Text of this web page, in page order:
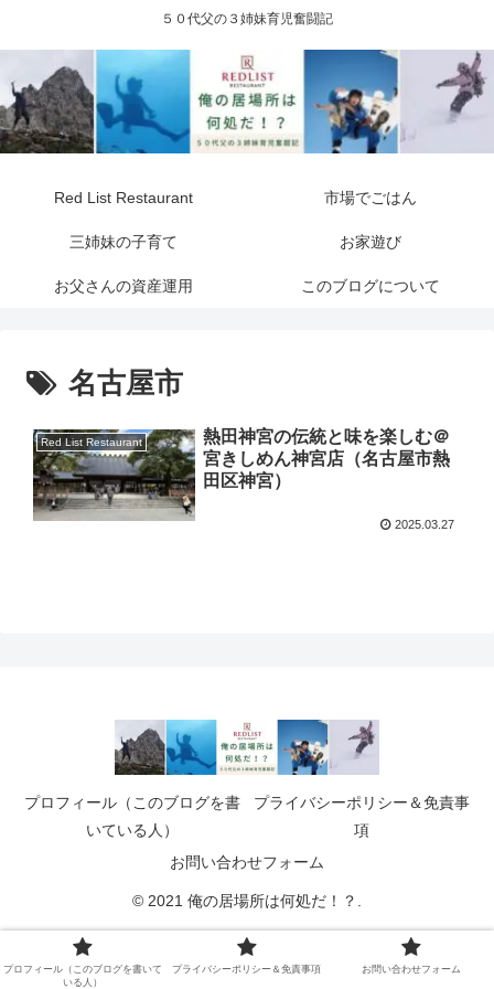
５０代父の３姉妹育児奮闘記
Red List Restaurant 市場でごはん
三姉妹の子育て お家遊び
お父さんの資産運用 このブログについて
名古屋市
Red List Restaurant
熱田神宮の伝統と味を楽しむ＠
宮きしめん神宮店（名古屋市熱
田区神宮）
2025.03.27
プロフィール（このブログを書
いている人）
プライバシーポリシー＆免責事
項
お問い合わせフォーム
© 2021 俺の居場所は何処だ！？.
プロフィール（このブログを書いて
いる人）
プライバシーポリシー＆免責事項 お問い合わせフォーム